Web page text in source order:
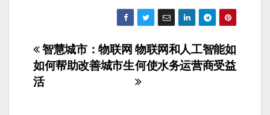
文
章
物联网和人工智能如
何使水务运营商受益
智慧城市：物联网
如何帮助改善城市生
活